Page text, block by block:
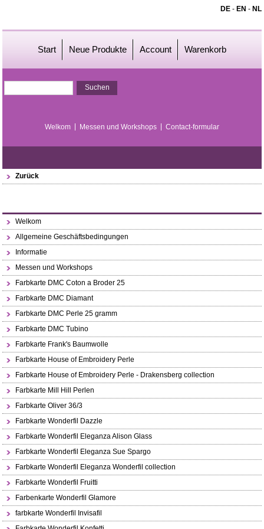
DE- EN - NL
Start Neue Produkte Account Warenkorb
Welkom Messen und Workshops Contact-formular
Zurück
Welkom
Allgemeine Geschäftsbedingungen
Informatie
Messen und Workshops
Farbkarte DMC Coton a Broder 25
Farbkarte DMC Diamant
Farbkarte DMC Perle 25 gramm
Farbkarte DMC Tubino
Farbkarte Frank's Baumwolle
Farbkarte House of Embroidery Perle
Farbkarte House of Embroidery Perle - Drakensberg collection
Farbkarte Mill Hill Perlen
Farbkarte Oliver 36/3
Farbkarte Wonderfil Dazzle
Farbkarte Wonderfil Eleganza Alison Glass
Farbkarte Wonderfil Eleganza Sue Spargo
Farbkarte Wonderfil Eleganza Wonderfil collection
Farbkarte Wonderfil Fruitti
Farbenkarte Wonderfil Glamore
farbkarte Wonderfil Invisafil